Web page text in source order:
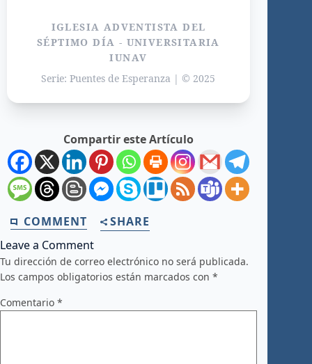
IGLESIA ADVENTISTA DEL
SÉPTIMO DÍA - UNIVERSITARIA
IUNAV
Serie: Puentes de Esperanza | © 2025
Compartir este Artículo
COMMENT
SHARE
Leave a Comment
Tu dirección de correo electrónico no será publicada.
Los campos obligatorios están marcados con *
Comentario *